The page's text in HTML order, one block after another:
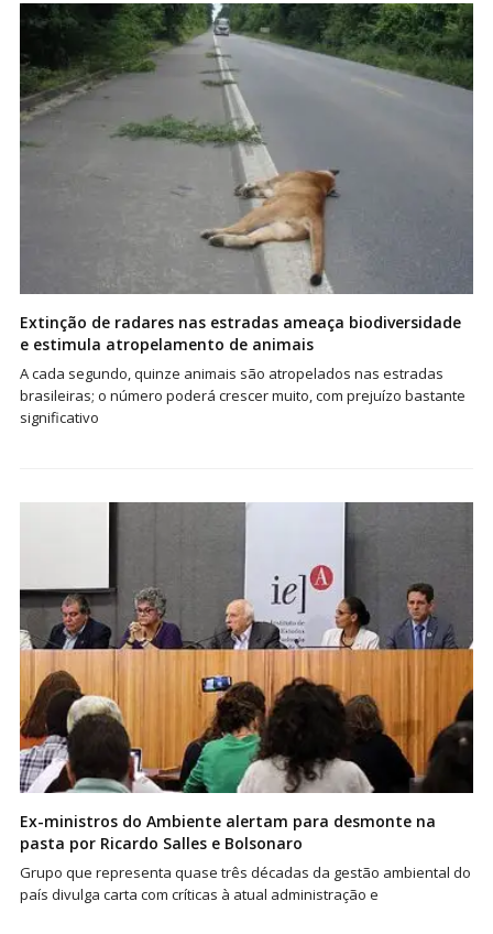
Extinção de radares nas estradas ameaça biodiversidade
e estimula atropelamento de animais
A cada segundo, quinze animais são atropelados nas estradas
brasileiras; o número poderá crescer muito, com prejuízo bastante
significativo
Ex-ministros do Ambiente alertam para desmonte na
pasta por Ricardo Salles e Bolsonaro
Grupo que representa quase três décadas da gestão ambiental do
país divulga carta com críticas à atual administração e